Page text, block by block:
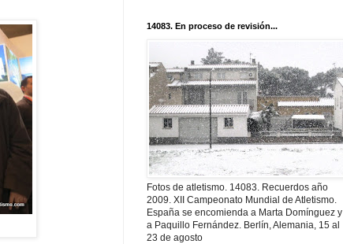
14083. En proceso de revisión...
Fotos de atletismo. 14083. Recuerdos año
2009. XII Campeonato Mundial de Atletismo.
España se encomienda a Marta Domínguez y
a Paquillo Fernández. Berlín, Alemania, 15 al
23 de agosto